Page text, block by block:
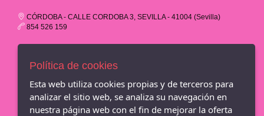
CÓRDOBA - CALLE CORDOBA 3, SEVILLA - 41004 (Sevilla)
854 526 159
854 707 433
CC LOS ARCOS - AVND.DE ANDALUCIA S/N - 1ª PLANTA LOCAL
A16, SEVILLA - 41007 (Sevilla)
854 526 953
Política de cookies
Esta web utiliza cookies propias y de terceros para
analizar el sitio web, se analiza su navegación en
nuestra página web con el fin de mejorar la oferta